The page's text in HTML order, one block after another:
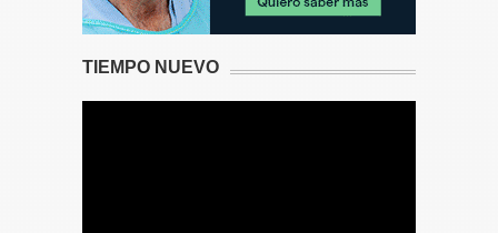
TIEMPO NUEVO